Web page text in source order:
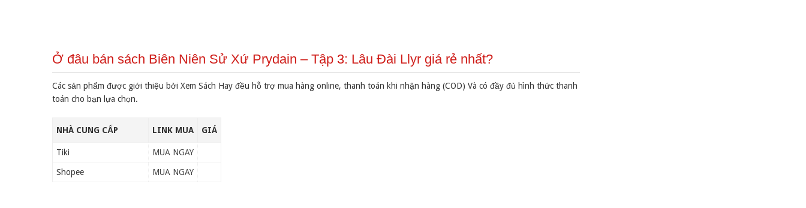
Ở đâu bán sách Biên Niên Sử Xứ Prydain – Tập 3: Lâu Đài Llyr giá rẻ nhất?
Các sản phẩm được giới thiệu bởi Xem Sách Hay đều hỗ trợ mua hàng online, thanh toán khi nhận hàng (COD) Và có đầy đủ hình thức thanh
toán cho bạn lựa chọn.
NHÀ CUNG CẤP LINK MUA GIÁ
Tiki MUA NGAY
Shopee MUA NGAY